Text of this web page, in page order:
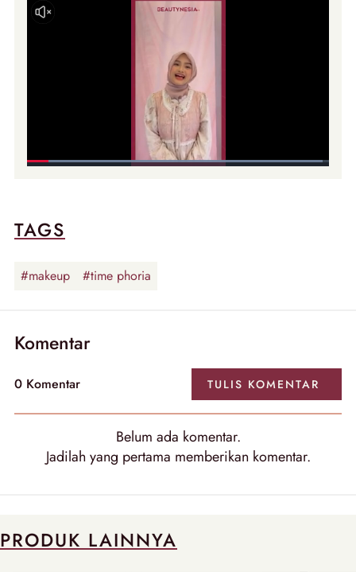
TAGS
#makeup #time phoria
Komentar
0 Komentar TULIS KOMENTAR
Belum ada komentar.
Jadilah yang pertama memberikan komentar.
PRODUK LAINNYA